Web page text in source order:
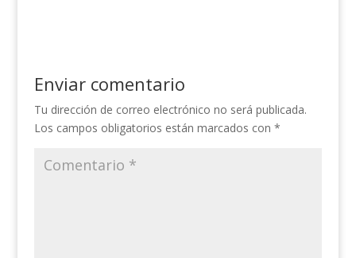
Enviar comentario
Tu dirección de correo electrónico no será publicada.
Los campos obligatorios están marcados con *